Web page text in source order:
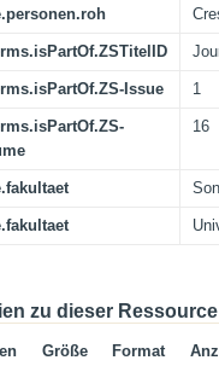
Issue 1
16
zu dieser Ressource
Größe Format